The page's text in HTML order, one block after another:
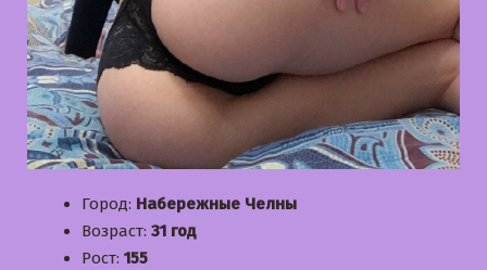
Город: Набережные Челны
Возраст: 31 год
Рост: 155